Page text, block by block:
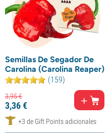
Semillas De Segador De
Carolina (Carolina Reaper)
(159)
3,95€
3,36€
+3 de Gift Points adicionales